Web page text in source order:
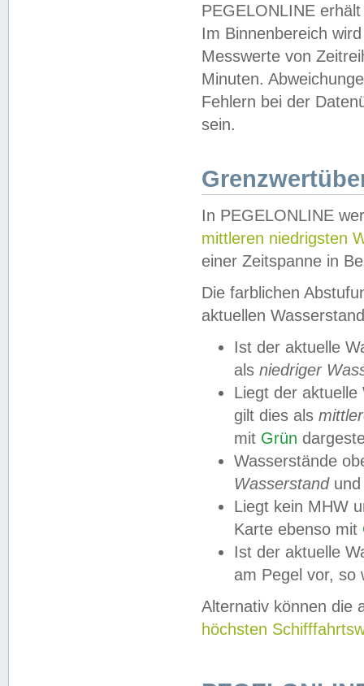
PEGELONLINE
Im Binnenbereich
Messwerte von
Minuten.
Fehlern bei der
sein.
In PEGELONLINE
mittleren niedrigsten
einer Zeitspanne in
Die farblichen
aktuellen
Ist der aktuelle
als niedriger
Liegt der
gilt dies als
mit Grün
Wasserstände
Wasserstandund
Liegt kein MHW
Karte ebenso mit
Ist der aktuelle
am Pegel vor,
Alternativ können die
höchsten